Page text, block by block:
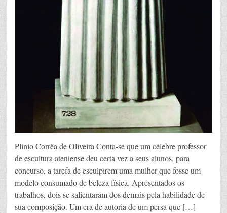
Plinio Corrêa de Oliveira Conta-se que um célebre professor
de escultura ateniense deu certa vez a seus alunos, para
concurso, a tarefa de esculpirem uma mulher que fosse um
modelo consumado de beleza física. Apresentados os
trabalhos, dois se salientaram dos demais pela habilidade de
sua composição. Um era de autoria de um persa que […]